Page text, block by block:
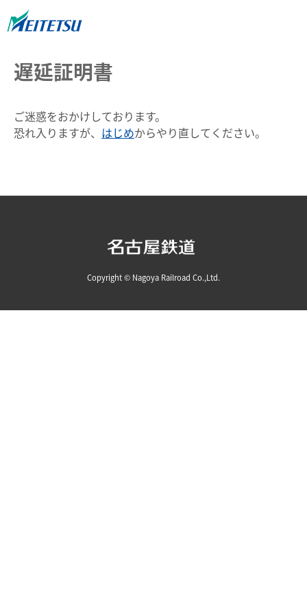
遅延証明書
ご迷惑をおかけしております。
恐れ入りますが、 はじめからやり直してください。
Copyright © Nagoya Railroad Co.,Ltd.